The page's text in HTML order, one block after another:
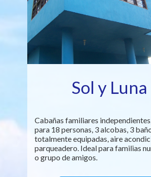
Sol y Luna
Cabañas familiares
para 18 personas, 3 alcobas, 3
totalmente equipadas, aire
parqueadero. Ideal para familias
o grupo de amigos.